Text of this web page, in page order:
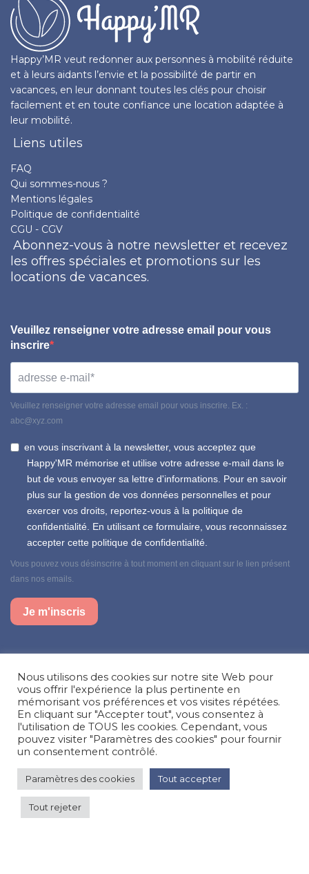
Happy’MR veut redonner aux personnes à mobilité réduite
et à leurs aidants l’envie et la possibilité de partir en
vacances, en leur donnant toutes les clés pour choisir
facilement et en toute confiance une location adaptée à
leur mobilité.
Liens utiles
FAQ
Qui sommes-nous ?
Mentions légales
Politique de confidentialité
CGU - CGV
Abonnez-vous à notre newsletter et recevez
les offres spéciales et promotions sur les
locations de vacances.
Veuillez renseigner votre adresse email pour vous
inscrire
Veuillez renseigner votre adresse email pour vous inscrire. Ex. :
abc@xyz.com
en vous inscrivant à la newsletter, vous acceptez que
Happy'MR mémorise et utilise votre adresse e-mail dans le
but de vous envoyer sa lettre d'informations. Pour en savoir
plus sur la gestion de vos données personnelles et pour
exercer vos droits, reportez-vous à la politique de
confidentialité. En utilisant ce formulaire, vous reconnaissez
accepter cette politique de confidentialité.
Vous pouvez vous désinscrire à tout moment en cliquant sur le lien présent
dans nos emails.
Je m'inscris
Facebook
Instagram
LinkedIn
Besoin d’aide, une question ?
Nous contacter
© Happy'MR - Tous droits réservés - Une création
Nous utilisons des cookies sur notre site Web pour
vous offrir l'expérience la plus pertinente en
mémorisant vos préférences et vos visites répétées.
En cliquant sur "Accepter tout", vous consentez à
l'utilisation de TOUS les cookies. Cependant, vous
pouvez visiter "Paramètres des cookies" pour fournir
un consentement contrôlé.
Paramètres des cookies Tout accepter
Tout rejeter
70 €par nuit